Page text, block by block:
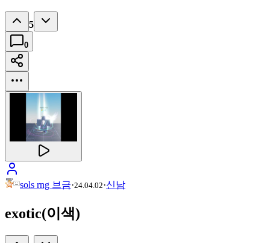
5
0
sols rng 브금·24.04.02·신남
exotic(이색)